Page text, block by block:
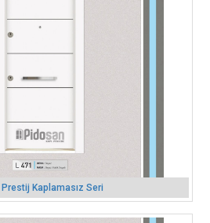
Prestij Kaplamasız Seri